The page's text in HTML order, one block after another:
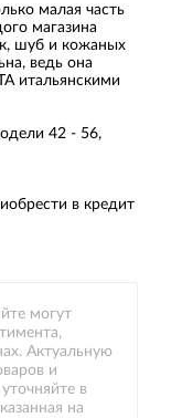
малая часть
магазина
шуб и кожаных
ведь она
итальянскими
42 - 56,
в кредит
могут
Актуальную
и
в
на